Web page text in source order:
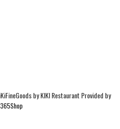
by KIKI Restaurant Provided by
365Shop